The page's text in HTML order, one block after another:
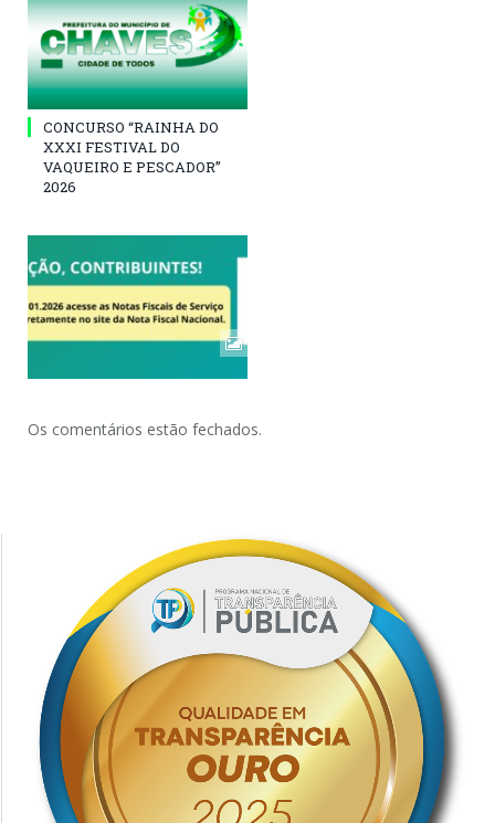
CONCURSO “RAINHA DO
XXXI FESTIVAL DO
VAQUEIRO E PESCADOR”
2026
Os comentários estão fechados.